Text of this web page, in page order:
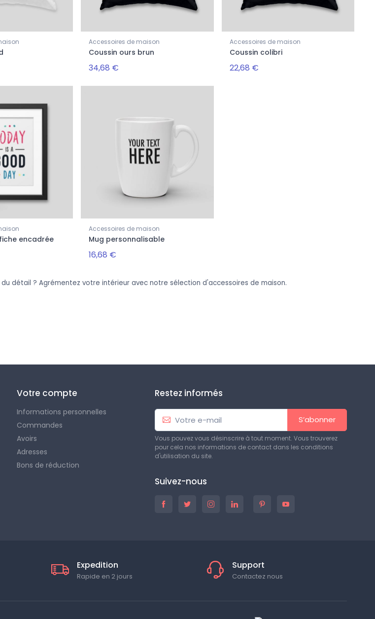
Pull imprimé colibri T-shirt imprimé colibri
du détail ? Agrémentez votre intérieur avec notre sélection d'accessoires de maison.
Accessoires de maison
Coussin ours brun
34,68 €
Accessoires de maison
Coussin colibri
22,68 €
encadrée
Accessoires de maison
Mug personnalisable
16,68 €
Votre compte
Informations personnelles
Commandes
Avoirs
Adresses
Bons de réduction
Restez informés
S’abonner
Vous pouvez vous désinscrire à tout moment. Vous trouverez
pour cela nos informations de contact dans les conditions
d'utilisation du site.
Suivez-nous
Expedition
Rapide en 2 jours
Support
Contactez nous